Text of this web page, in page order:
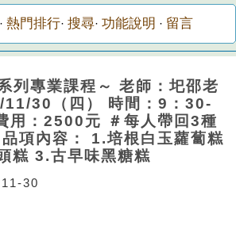
· 熱門排行· 搜尋· 功能說明 · 留言
列專業課程～ 老師：圯邵老
11/30（四） 時間：9：30-
用：2500元 ＃每人帶回3種
項內容： 1.培根白玉蘿蔔糕
糕 3.古早味黑糖糕
30